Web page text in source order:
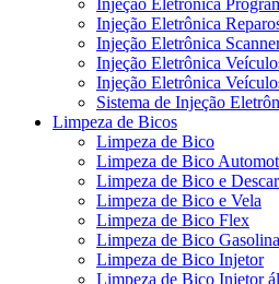
Injeção Eletrônica
Injeção Eletrônica
Injeção Eletrônica
Injeção Eletrônica
Injeção Eletrônica
Sistema de Injeção
Limpeza de Bicos
Limpeza de Bico
Limpeza de Bico
Limpeza de Bico e
Limpeza de Bico e Vela
Limpeza de Bico Flex
Limpeza de Bico Gasolina
Limpeza de Bico Injetor
Limpeza de Bico Injetor